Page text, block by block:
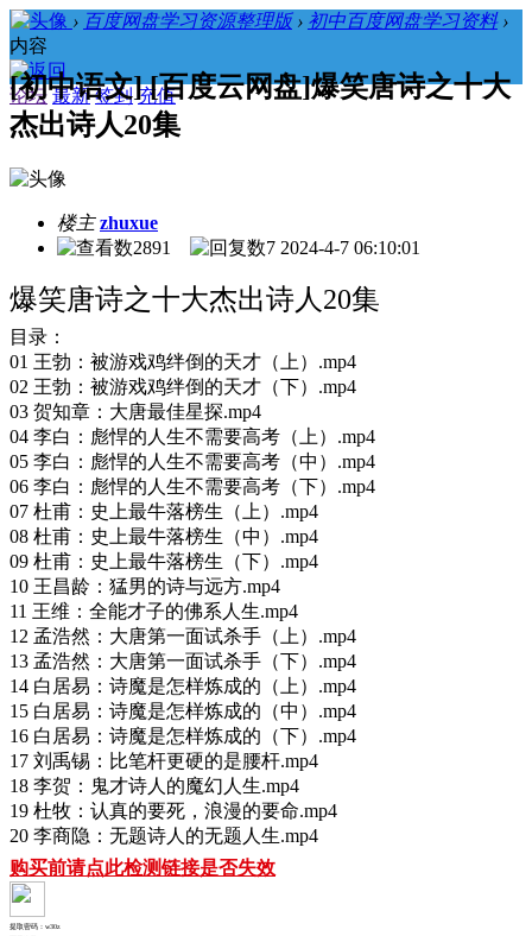
› 百度网盘学习资源整理版 › 初中百度网盘学习资料 ›
内容
论坛 最新 签到 充值
[初中语文] [百度云网盘]爆笑唐诗之十大
杰出诗人20集
楼主 zhuxue
2891
7 2024-4-7 06:10:01
爆笑唐诗之十大杰出诗人20集
目录：
01 王勃：被游戏鸡绊倒的天才（上）.mp4
02 王勃：被游戏鸡绊倒的天才（下）.mp4
03 贺知章：大唐最佳星探.mp4
04 李白：彪悍的人生不需要高考（上）.mp4
05 李白：彪悍的人生不需要高考（中）.mp4
06 李白：彪悍的人生不需要高考（下）.mp4
07 杜甫：史上最牛落榜生（上）.mp4
08 杜甫：史上最牛落榜生（中）.mp4
09 杜甫：史上最牛落榜生（下）.mp4
10 王昌龄：猛男的诗与远方.mp4
11 王维：全能才子的佛系人生.mp4
12 孟浩然：大唐第一面试杀手（上）.mp4
13 孟浩然：大唐第一面试杀手（下）.mp4
14 白居易：诗魔是怎样炼成的（上）.mp4
15 白居易：诗魔是怎样炼成的（中）.mp4
16 白居易：诗魔是怎样炼成的（下）.mp4
17 刘禹锡：比笔杆更硬的是腰杆.mp4
18 李贺：鬼才诗人的魔幻人生.mp4
19 杜牧：认真的要死，浪漫的要命.mp4
20 李商隐：无题诗人的无题人生.mp4
购买前请点此检测链接是否失效
提取密码：w30z